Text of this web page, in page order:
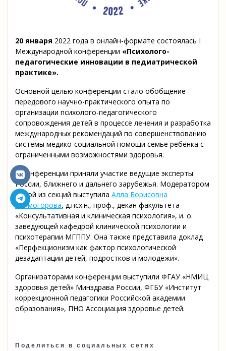
20 января 2022 года в онлайн-формате состоялась I
Международной конференции «Психолого-
педагогические инновации в педиатрической
практике».
Основной целью конференции стало обобщение
передового научно-практического опыта по
организации психолого-педагогического
сопровождения детей в процессе лечения и разработка
международных рекомендаций по совершенствованию
системы медико-социальной помощи семье ребёнка с
ограниченными возможностями здоровья.
В конференции приняли участие ведущие эксперты
России, ближнего и дальнего зарубежья. Модератором
одной из секций выступила Алла Борисовна
Холмогорова, д.псх.н., проф., декан факультета
«Консультативная и клиническая психология», и. о.
заведующей кафедрой клинической психологии и
психотерапии МГППУ. Она также представила доклад
«Перфекционизм как фактор психологической
дезадаптации детей, подростков и молодежи».
Организаторами конференции выступили ФГАУ «НМИЦ
здоровья детей» Минздрава России, ФГБУ «Институт
коррекционной педагогики Российской академии
образования», ПНО Ассоциация здоровье детей.
Поделиться в социальных сетях